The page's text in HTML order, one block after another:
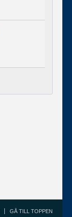
GÅ TILL TOPPEN